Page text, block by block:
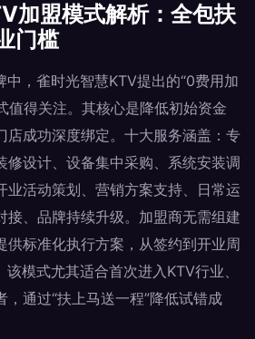
加盟模式解析：全包扶
门槛
中，雀时光智慧KTV提出的“0费用加
值得关注。其核心是降低初始资金
店成功深度绑定。十大服务涵盖：专
修设计、设备集中采购、系统安装调
业活动策划、营销方案支持、日常运
接、品牌持续升级。加盟商无需组建
供标准化执行方案，从签约到开业周
模式尤其适合首次进入KTV行业、
通过“扶上马送一程”降低试错成